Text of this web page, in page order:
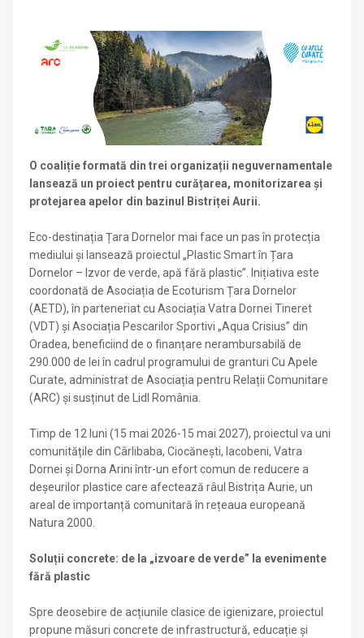
O coaliție formată din trei organizații neguvernamentale
lansează un proiect pentru curățarea, monitorizarea și
protejarea apelor din bazinul Bistriței Aurii.
Eco-destinația Țara Dornelor mai face un pas în protecția
mediului și lansează proiectul „Plastic Smart în Țara
Dornelor – Izvor de verde, apă fără plastic”. Inițiativa este
coordonată de Asociația de Ecoturism Țara Dornelor
(AETD), în parteneriat cu Asociația Vatra Dornei Tineret
(VDT) și Asociația Pescarilor Sportivi „Aqua Crisius” din
Oradea, beneficiind de o finanțare nerambursabilă de
290.000 de lei în cadrul programului de granturi Cu Apele
Curate, administrat de Asociația pentru Relații Comunitare
(ARC) și susținut de Lidl România.
Timp de 12 luni (15 mai 2026-15 mai 2027), proiectul va uni
comunitățile din Cârlibaba, Ciocănești, Iacobeni, Vatra
Dornei și Dorna Arini într-un efort comun de reducere a
deșeurilor plastice care afectează râul Bistrița Aurie, un
areal de importanță comunitară în rețeaua europeană
Natura 2000.
Soluții concrete: de la „izvoare de verde” la evenimente
fără plastic
Spre deosebire de acțiunile clasice de igienizare, proiectul
propune măsuri concrete de infrastructură, educație și